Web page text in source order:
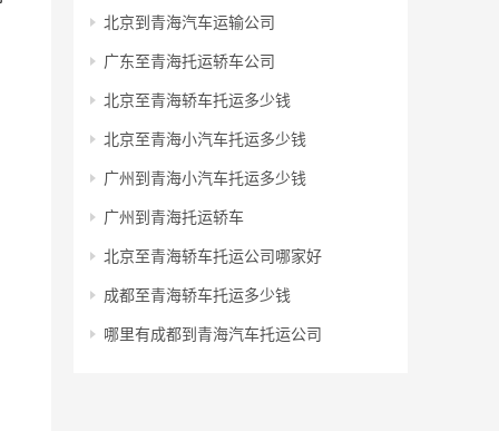
北京到青海汽车运输公司
广东至青海托运轿车公司
北京至青海轿车托运多少钱
北京至青海小汽车托运多少钱
广州到青海小汽车托运多少钱
广州到青海托运轿车
北京至青海轿车托运公司哪家好
成都至青海轿车托运多少钱
哪里有成都到青海汽车托运公司